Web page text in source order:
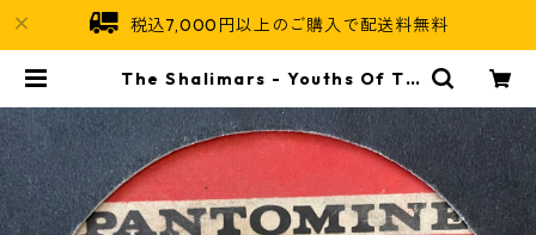
税込7,000円以上のご購入で配送料無料
The Shalimars - Youths Of To
l